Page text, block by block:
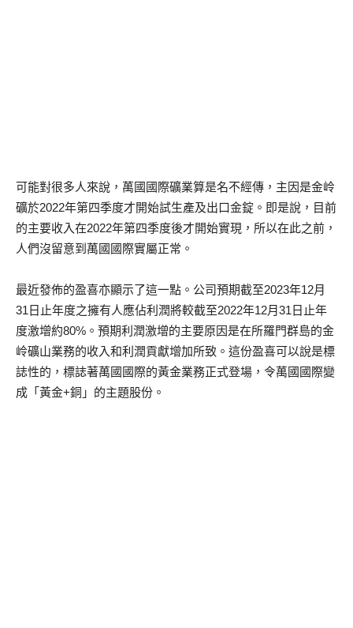
可能對很多人來說，萬國國際礦業算是名不經傳，主因是金岭
礦於2022年第四季度才開始試生產及出口金錠。即是說，目前
的主要收入在2022年第四季度後才開始實現，所以在此之前，
人們沒留意到萬國國際實屬正常。
最近發佈的盈喜亦顯示了這一點。公司預期截至2023年12月
31日止年度之擁有人應佔利潤將較截至2022年12月31日止年
度激增約80%。預期利潤激增的主要原因是在所羅門群島的金
岭礦山業務的收入和利潤貢獻增加所致。這份盈喜可以說是標
誌性的，標誌著萬國國際的黃金業務正式登場，令萬國國際變
成「黃金+銅」的主題股份。